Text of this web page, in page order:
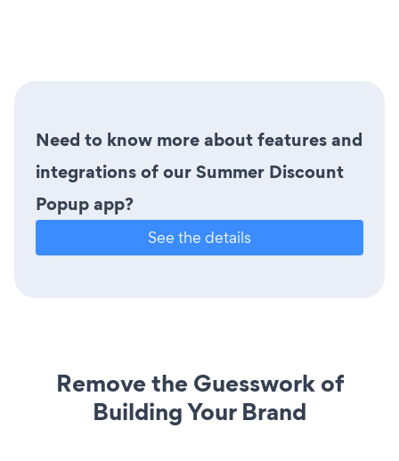
Need to know more about features and
integrations of our Summer Discount
Popup app?
See the details
Remove the Guesswork of
Building Your Brand